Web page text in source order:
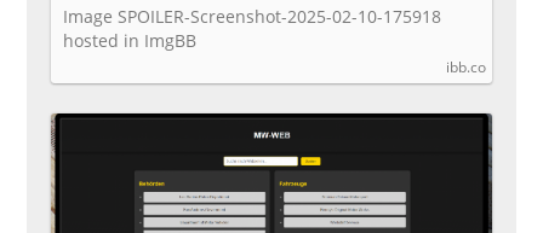
Image SPOILER-Screenshot-2025-02-10-175918
hosted in ImgBB
ibb.co